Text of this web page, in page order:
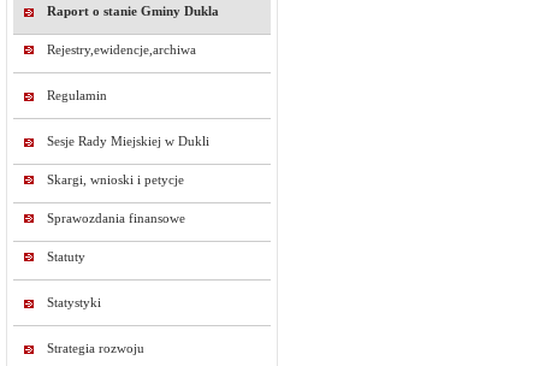
Raport o stanie Gminy Dukla
Rejestry,ewidencje,archiwa
Regulamin
Sesje Rady Miejskiej w Dukli
Skargi, wnioski i petycje
Sprawozdania finansowe
Statuty
Statystyki
Strategia rozwoju